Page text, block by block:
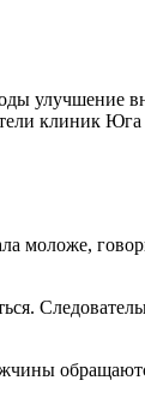
улучшение
клиник Юга
моложе,